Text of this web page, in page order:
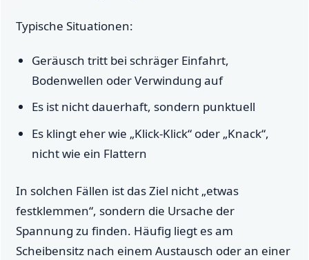
Typische Situationen:
Geräusch tritt bei schräger Einfahrt,
Bodenwellen oder Verwindung auf
Es ist nicht dauerhaft, sondern punktuell
Es klingt eher wie „Klick-Klick“ oder „Knack“,
nicht wie ein Flattern
In solchen Fällen ist das Ziel nicht „etwas
festklemmen“, sondern die Ursache der
Spannung zu finden. Häufig liegt es am
Scheibensitz nach einem Austausch oder an einer